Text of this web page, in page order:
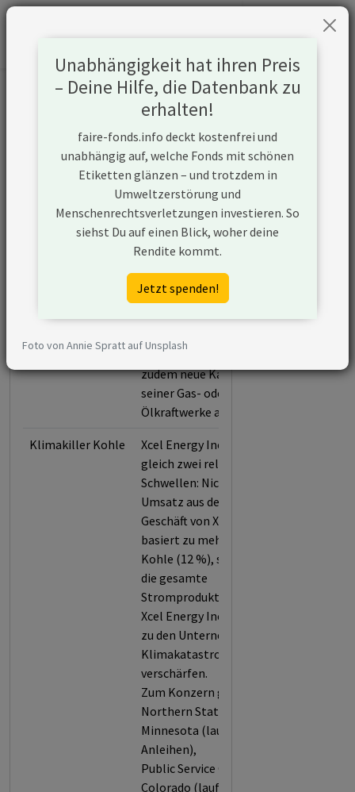
Informationen zum Unternehmen
Xcel Energy Inc
https://tx.my.xcelenergy.com
Konflikte
Xcel Energy Inc ist ein
Unternehmen aus den USA,
das (ggf. über
Tochtergesellschaften)
Das Unternehmen baut
zudem neue Kapazitäten
seiner Gas- oder
Ölkraftwerke auf.
Klimakiller Kohle
Xcel Energy Inc überschreitet
gleich zwei relative
Schwellen: Nicht nur der
Umsatz aus dem operativen
Geschäft von Xcel Energy Inc
basiert zu mehr als 10 % auf
Kohle (12 %), sondern auch
die gesamte
Stromproduktion (22 %).
Xcel Energy Inc zählt daher
zu den Unternehmen, die die
Klimakatastrophe eklatant
verschärfen.
Zum Konzern gehören:
Northern States Power Co -
Minnesota (laufende
Anleihen),
Public Service Company of
Colorado (laufende
Unabhängigkeit hat ihren Preis
– Deine Hilfe, die Datenbank zu
erhalten!
faire-fonds.info deckt kostenfrei und
unabhängig auf, welche Fonds mit schönen
Etiketten glänzen – und trotzdem in
Umweltzerstörung und
Menschenrechtsverletzungen investieren. So
siehst Du auf einen Blick, woher deine
Rendite kommt.
Jetzt spenden!
Foto von Annie Spratt auf Unsplash